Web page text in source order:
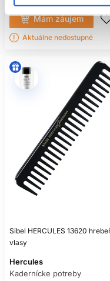
Mám záujem
Aktuálne nedostupné
Sibel HERCULES 13620
vlasy
Hercules
Kadernícke potreby